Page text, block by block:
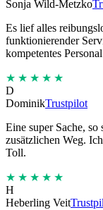
Sonja Wild-Metzko
Es lief alles
funktionierender
kompetentes
★★★★★
D
DominikTrustpilot
Eine super Sache,
zusätzlichen Weg.
Toll.
★★★★★
H
Heberling Veit